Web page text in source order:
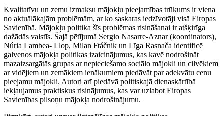
Kvalitatīvu un zemu izmaksu mājokļu pieejamības trūkums ir viena
no aktuālākajām problēmām, ar ko saskaras iedzīvotāji visā Eiropas
Savienībā. Mājokļu politika šīs problēmas risināšanai ir atšķirīga
dažādās valstīs. Šajā pētījumā Sergio Nasarre-Aznar (koordinators),
Núria Lambea- Llop, Milan Ftáčnik un Līga Rasnača identificē
galvenos mājokļa politikas izaicinājumus, kas kavē nodrošināt
mazaizsargātās grupas ar nepieciešamo sociālo mājokli un cilvēkiem
ar vidējiem un zemākiem ienākumiem piedāvāt par adekvātu cenu
pieejamu mājokli. Autori arī piedāvā politiskajā dienaskārtībā
iekļaujamus praktiskus risinājumus, kas var uzlabot Eiropas
Savienības pilsoņu mājokļa nodrošinājumu.